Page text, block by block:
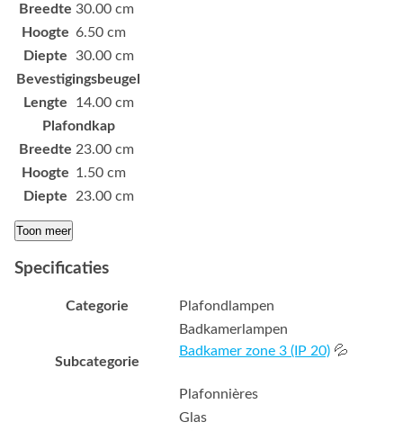
Breedte 30.00 cm
Hoogte 6.50 cm
Diepte
30.00 cm
Bevestigingsbeugel
Lengte
14.00 cm
Plafondkap
Breedte 23.00 cm
Hoogte 1.50 cm
Diepte
23.00 cm
Toon meer
Specificaties
Categorie Plafondlampen
Subcategorie
Badkamerlampen
Badkamer zone 3 (IP 20) 💦
Plafonnières
Glas